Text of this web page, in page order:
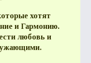
хотят
и Гармонию.
любовь и